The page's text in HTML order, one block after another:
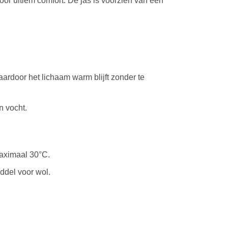
het lichaam warm blijft zonder te
vocht.
30°C.
voor wol.